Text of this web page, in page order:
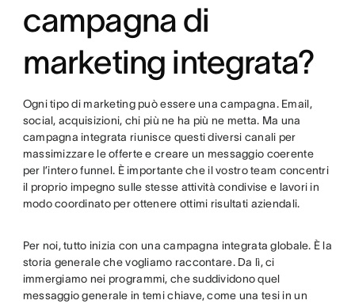
campagna di
marketing integrata?
Ogni tipo di marketing può essere una campagna. Email,
social, acquisizioni, chi più ne ha più ne metta. Ma una
campagna integrata riunisce questi diversi canali per
massimizzare le offerte e creare un messaggio coerente
per l’intero funnel. È importante che il vostro team concentri
il proprio impegno sulle stesse attività condivise e lavori in
modo coordinato per ottenere ottimi risultati aziendali.
Per noi, tutto inizia con una campagna integrata globale. È la
storia generale che vogliamo raccontare. Da lì, ci
immergiamo nei programmi, che suddividono quel
messaggio generale in temi chiave, come una tesi in un